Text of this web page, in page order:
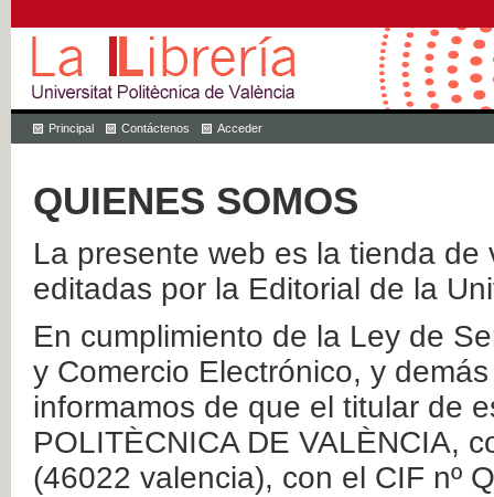
Principal Contáctenos Acceder
QUIENES SOMOS
La presente web es la tienda
editadas por la Editorial de la
En cumplimiento de la Ley de
y Comercio Electrónico, y
informamos de que el titular de
POLITÈCNICA DE VALÈNCIA,
(46022 valencia), con el CIF nº